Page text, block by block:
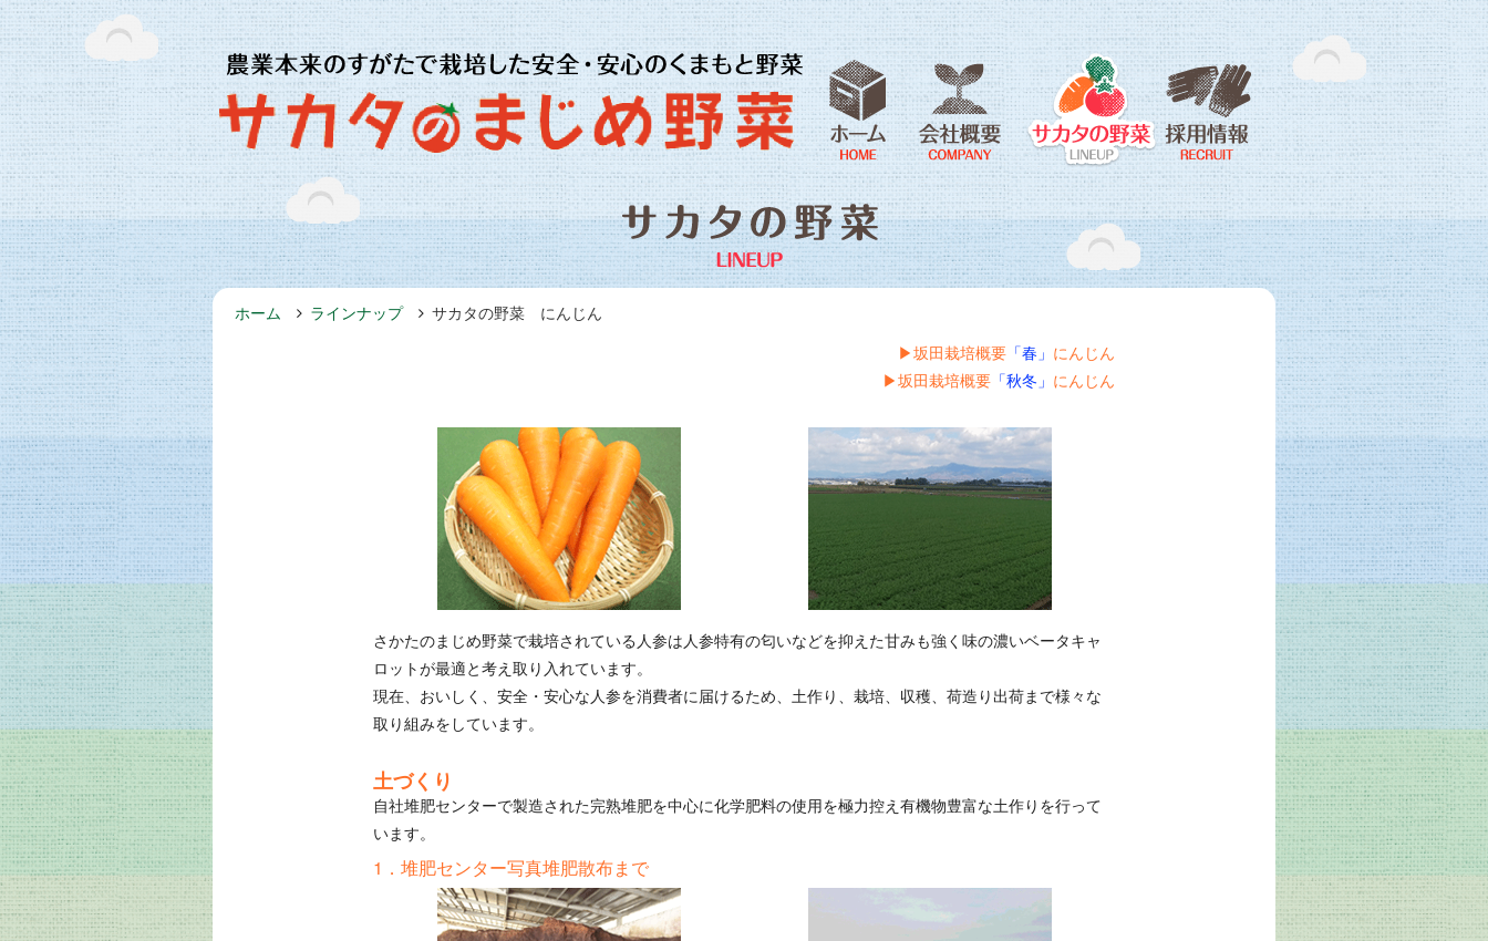
ホーム ラインナップ
サカタの野菜 にんじん
▶︎坂田栽培概要 「春」 にんじん
▶︎坂田栽培概要 「秋冬」 にんじん
さかたのまじめ野菜で栽培されている人参は人参特有の匂いなどを抑えた甘みも強く味の濃いベータキャ
ロットが最適と考え取り入れています。
現在、おいしく、安全・安心な人参を消費者に届けるため、土作り、栽培、収穫、荷造り出荷まで様々な
取り組みをしています。
土づくり
自社堆肥センターで製造された完熟堆肥を中心に化学肥料の使用を極力控え有機物豊富な土作りを行って
います。
1．堆肥センター写真堆肥散布まで